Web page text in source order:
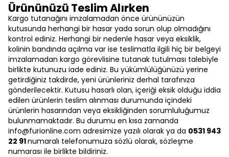
Ürününüzü Teslim Alırken
Kargo tutanağını imzalamadan önce ürününüzün
kutusunda herhangi bir hasar yada sorun olup olmadığını
kontrol ediniz. Herhangi bir nedenle hasar veya eksiklik,
kolinin bandında açılma var ise teslimatla ilgili hiç bir belgeyi
imzalamadan kargo görevlisine tutanak tutulması talebiyle
birlikte kutunuzu iade ediniz. Bu yükümlülüğünüzü yerine
getirdiğiniz takdirde, yeni ürünleriniz derhal tarafınıza
gönderilecektir. Kutusu hasarlı olan, içeriği eksik olduğu iddia
edilen ürünlerin teslim alınması durumunda içindeki
ürünlerin hasarından veya eksikliğinden sorumluluğumuz
bulunmamaktadır. Bu durumu en kısa zamanda
info@furionline.com adresimize yazılı olarak ya da 0531 943
22 91numaralı telefonumuza sözlü olarak, sözleşme
numarası ile birlikte bildiriniz.